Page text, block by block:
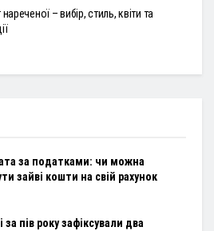
– вибір, стиль, квіти та
за податками: чи можна
зайві кошти на свій рахунок
за пів року зафіксували два